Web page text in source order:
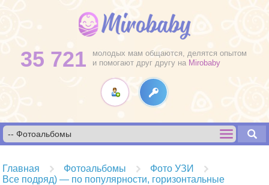
35 721
молодых мам общаются, делятся опытом
и помогают друг другу на Mirobaby
Главная Фотоальбомы
Фото УЗИ
Все подряд) — по популярности, горизонтальные